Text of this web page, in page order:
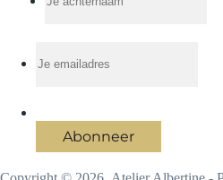
Abonneer